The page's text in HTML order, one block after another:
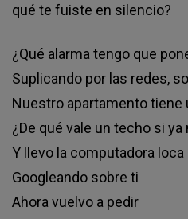
qué te fuiste en silencio?
¿Qué alarma tengo que
Suplicando por las redes,
Nuestro apartamento tiene
¿De qué vale un techo si ya
Y llevo la computadora loca
Googleando sobre ti
Ahora vuelvo a pedir